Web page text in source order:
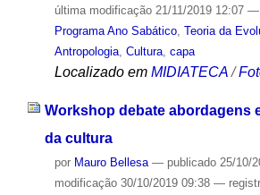
última modificação21/11/2019 12:07 —
Programa Ano Sabático, Teoria da
Antropologia, Cultura, capa
Localizado em MIDIATECA /
Workshop debate abordagens
da cultura
por Mauro Bellesa — publicado25/10/
modificação30/10/2019 09:38 —